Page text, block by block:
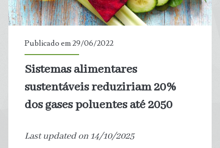
Publicado em 29/06/2022
Sistemas alimentares
sustentáveis reduziriam 20%
dos gases poluentes até 2050
Last updated on 14/10/2025